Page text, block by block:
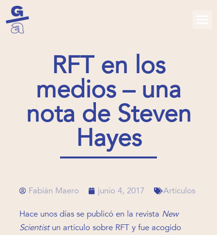
RFT en los
medios – una
nota de Steven
Hayes
Fabián Maero junio 4, 2017 Artículos
Hace unos días se publicó en la revista New
Scientistun artículo sobre RFT y fue acogido